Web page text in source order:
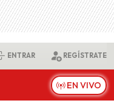
ENTRAR REGÍSTRATE
EN VIVO